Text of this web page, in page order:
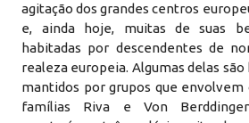
agitação dos grandes centros
e, ainda hoje, muitas de suas
habitadas por descendentes de
realeza europeia. Algumas delas são
mantidos por grupos que
famílias Riva e Von